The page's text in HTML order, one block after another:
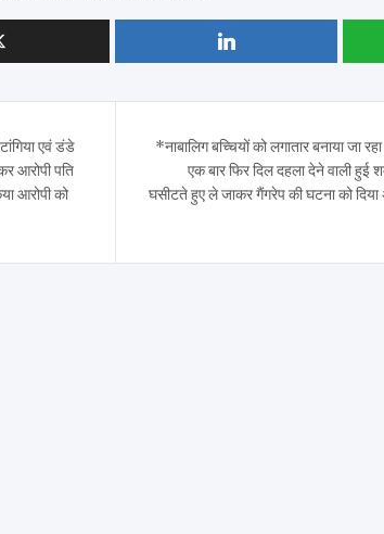
एवं डंडे
आरोपी पति
आरोपी को
*नाबालिग बच्चियों को लगातार बनाया जा
एक बार फिर दिल दहला देने वाली हुई
घसीटते हुए ले जाकर गैंगरेप की घटना को